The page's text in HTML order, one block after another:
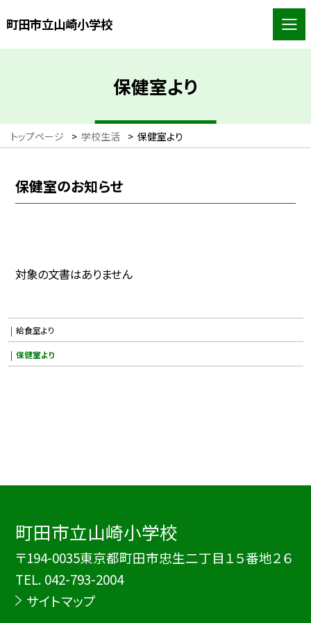
町田市立山崎小学校
保健室より
トップページ > 学校生活 > 保健室より
保健室のお知らせ
対象の文書はありません
給食室より
保健室より
町田市立山崎小学校
〒194-0035東京都町田市忠生二丁目１５番地２６
TEL. 042-793-2004
サイトマップ